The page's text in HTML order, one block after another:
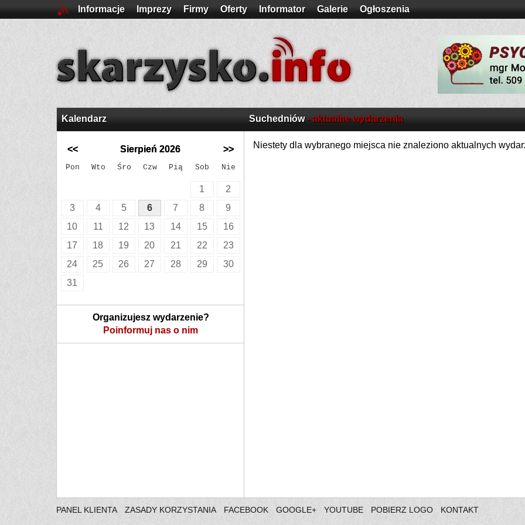
Informacje Imprezy Firmy Oferty Informator Galerie Ogłoszenia
Kalendarz
<< Sierpień 2026 >>
Pon Wto Śro Czw Pią Sob Nie
1
2
3
4 5 6 7 8
9
10
11 12 13 14 15
16
17
18 19 20 21 22
23
24
25 26 27 28 29
30
31
Organizujesz wydarzenie?
Poinformuj nas o nim
Suchedniów- aktualne wydarzenia
Niestety dla wybranego miejsca nie znaleziono aktualnych
PANEL KLIENTA ZASADY KORZYSTANIA FACEBOOK GOOGLE+ YOUTUBE POBIERZ LOGO KONTAKT